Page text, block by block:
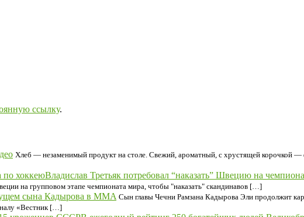
ссылку.
Хлеб — незаменимый продукт на столе. Свежий, ароматный, с хрустящей корочкой —
Владислав Третьяк потребовал “наказать” Швецию на
на групповом этапе чемпионата мира, чтобы "наказать" скандинавов […]
сына Кадырова в MMA Сын главы Чечни Рамзана Кадырова Эли продолжит
«Вестник […]